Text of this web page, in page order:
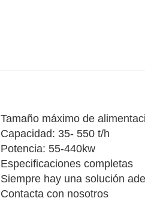
Tamaño máximo de
Capacidad: 35- 550 t/h
Potencia: 55-440kw
Especificaciones completas
Siempre hay una solución
Contacta con nosotros